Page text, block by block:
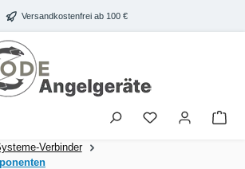
Versandkostenfrei ab 100 €
Verbinder